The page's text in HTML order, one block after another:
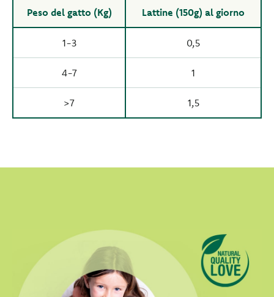
Peso del gatto (Kg) Lattine (150g) al giorno
1-3 0,5
4-7 1
>7 1,5